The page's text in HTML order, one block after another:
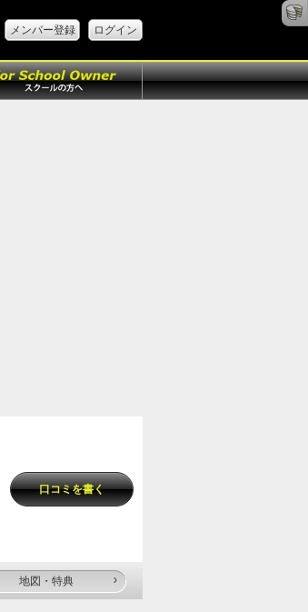
メンバー登録 ログイン
口コミを書く
地図・特典